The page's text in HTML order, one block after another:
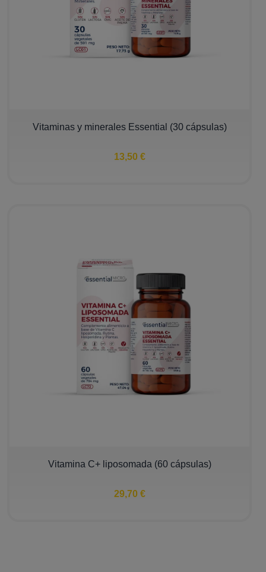
Vitaminas y minerales Essential (30 cápsulas)
13,50 €
Vitamina C+ liposomada (60 cápsulas)
29,70 €